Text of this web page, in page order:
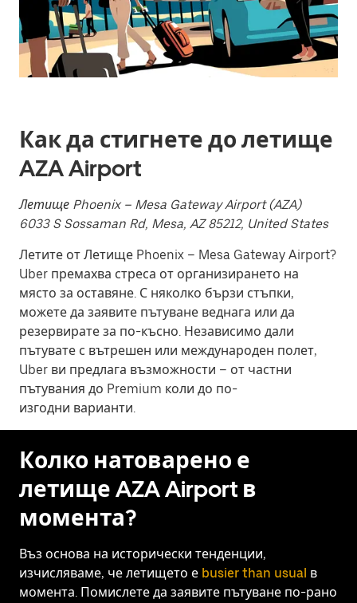
изберете
дата.
Натиснете
бутона
Escape,
календара.
Как да стигнете до летище
AZA Airport
Летище Phoenix – Mesa Gateway Airport (AZA)
6033 S Sossaman Rd, Mesa, AZ 85212, United States
Летите от Летище Phoenix – Mesa Gateway Airport?
Uber премахва стреса от организирането на
място за оставяне. С няколко бързи стъпки,
можете да заявите пътуване веднага или да
резервирате за по-късно. Независимо дали
пътувате с вътрешен или международен полет,
Uber ви предлага възможности – от частни
пътувания до Premium коли до по-
изгодни варианти.
Колко натоварено е
летище AZA Airport в
момента?
Въз основа на исторически тенденции,
изчисляваме, че летището е busier than usual в
момента. Помислете да заявите пътуване по-рано